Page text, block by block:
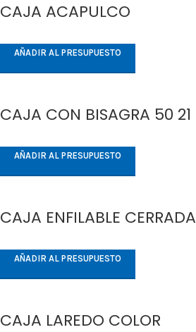
CAJA ACAPULCO
AÑADIR AL PRESUPUESTO
CAJA CON BISAGRA 50 21
AÑADIR AL PRESUPUESTO
CAJA ENFILABLE CERRADA
AÑADIR AL PRESUPUESTO
CAJA LAREDO COLOR